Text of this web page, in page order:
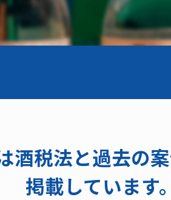
酒税法と過去の
掲載しています。